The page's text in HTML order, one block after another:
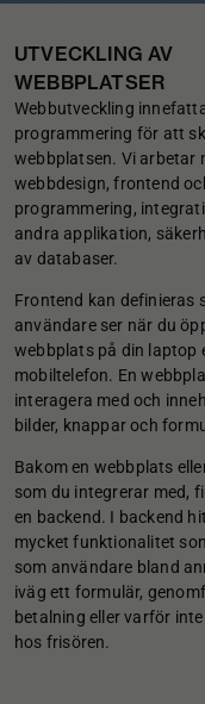
UTVECKLING AV
WEBBPLATSER
Webbutveckling
programmering för att
webbplatsen. Vi arbetar
webbdesign, frontend
programmering,
andra applikation,
av databaser.
Frontend kan definieras
användare ser när du
webbplats på din laptop
mobiltelefon. En
interagera med och
bilder, knappar och
Bakom en webbplats
som du integrerar med,
en backend. I backend
mycket funktionalitet
som användare bland
iväg ett formulär,
betalning eller varför
hos frisören.